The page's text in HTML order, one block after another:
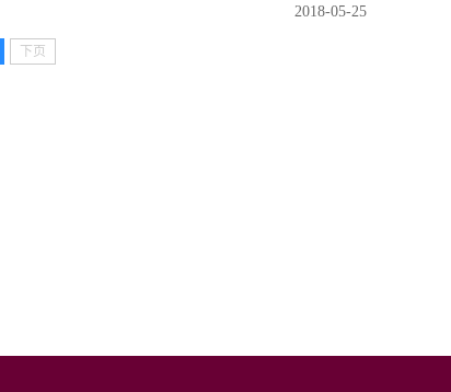
2018-05-25
下页